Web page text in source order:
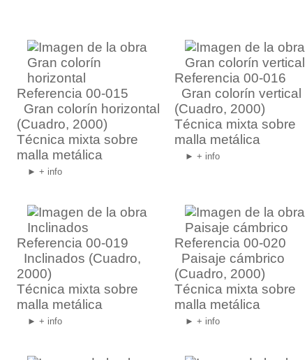
Referencia 00-015
Gran colorín horizontal
(Cuadro, 2000)
Técnica mixta sobre
malla metálica
► + info
Referencia 00-016
Gran colorín vertical
(Cuadro, 2000)
Técnica mixta sobre
malla metálica
► + info
Referencia 00-019
Inclinados (Cuadro,
2000)
Técnica mixta sobre
malla metálica
► + info
Referencia 00-020
Paisaje cámbrico
(Cuadro, 2000)
Técnica mixta sobre
malla metálica
► + info